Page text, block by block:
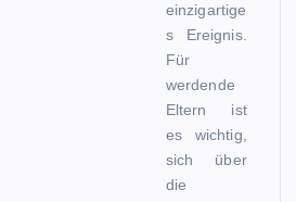
einzigartige
s Ereignis.
Für
werdende
Eltern ist
es wichtig,
sich über
die